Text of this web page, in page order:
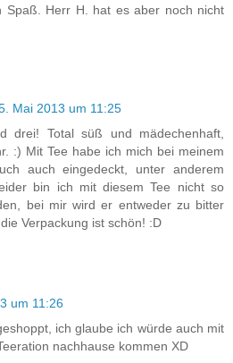
Spaß. Herr H. hat es aber noch nicht
Mai 2013 um 11:25
drei! Total süß und mädechenhaft,
:) Mit Tee habe ich mich bei meinem
auch eingedeckt, unter anderem
bin ich mit diesem Tee nicht so
bei mir wird er entweder zu bitter
Verpackung ist schön! :D
um 11:26
ich glaube ich würde auch mit
nachhause kommen XD